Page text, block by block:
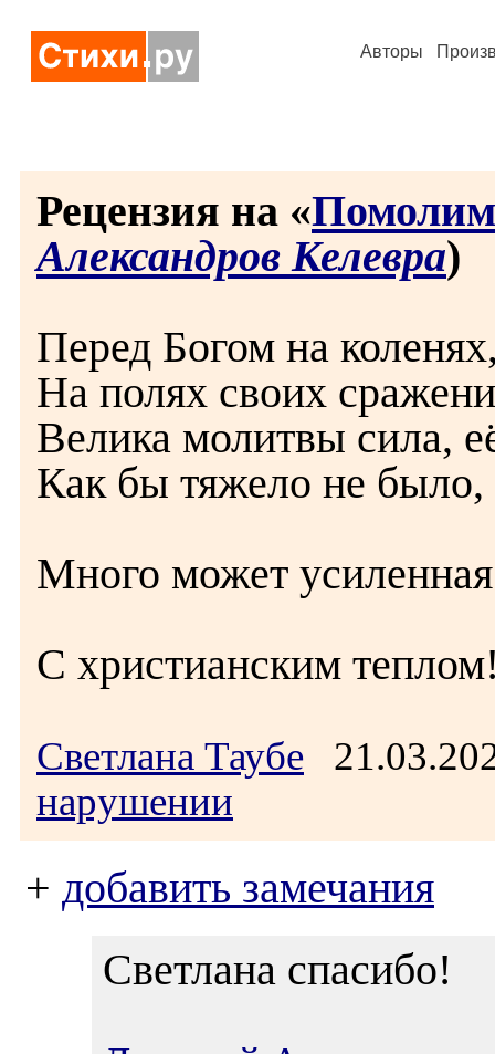
Авторы
Рецензия на «
Александров Келевра)
Перед Богом на
На полях своих
Велика молитвы сила,
Как бы тяжело не было,
Много может
С христианским
Светлана Таубе
нарушении
+ добавить замечания
Светлана спасибо!